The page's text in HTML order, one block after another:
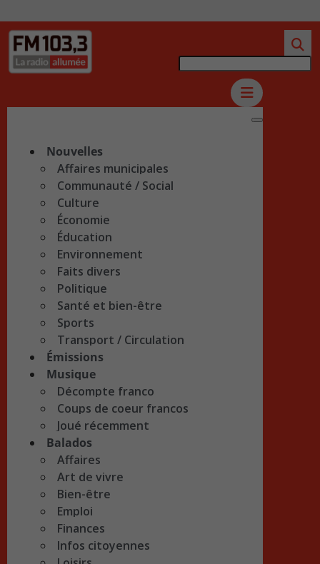
Nouvelles
Affaires municipales
Communauté / Social
Culture
Économie
Éducation
Environnement
Faits divers
Politique
Santé et bien-être
Sports
Transport / Circulation
Émissions
Musique
Décompte franco
Coups de coeur francos
Joué récemment
Balados
Affaires
Art de vivre
Bien-être
Emploi
Finances
Infos citoyennes